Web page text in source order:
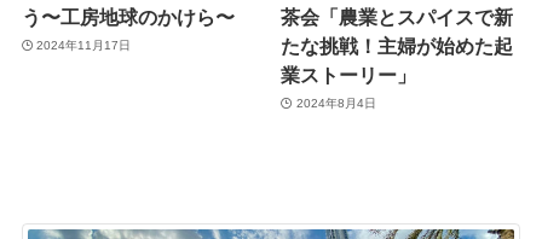
う〜工房地球のかけら〜
2024年11月17日
茶会「農業とスパイスで新
たな挑戦！主婦が始めた起
業ストーリー」
2024年8月4日